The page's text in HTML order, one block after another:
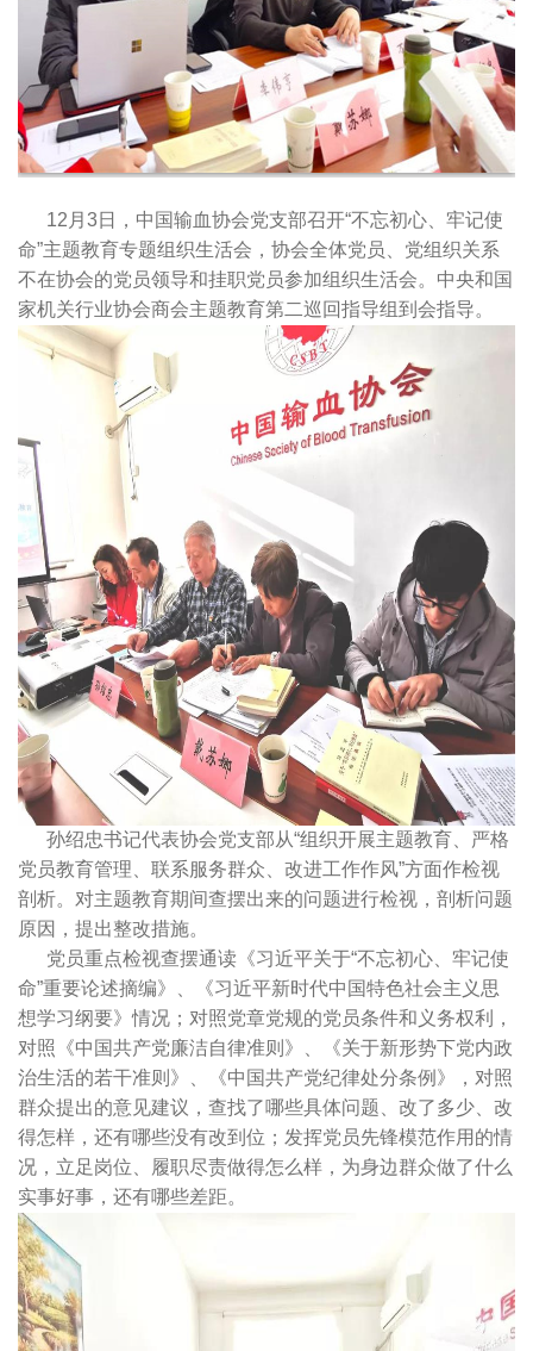
12月3日，中国输血协会党支部召开“不忘初心、牢记使
命”主题教育专题组织生活会，协会全体党员、党组织关系
不在协会的党员领导和挂职党员参加组织生活会。中央和国
家机关行业协会商会主题教育第二巡回指导组到会指导。
孙绍忠书记代表协会党支部从“组织开展主题教育、严格
党员教育管理、联系服务群众、改进工作作风”方面作检视
剖析。对主题教育期间查摆出来的问题进行检视，剖析问题
原因，提出整改措施。
党员重点检视查摆通读《习近平关于“不忘初心、牢记使
命”重要论述摘编》、《习近平新时代中国特色社会主义思
想学习纲要》情况；对照党章党规的党员条件和义务权利，
对照《中国共产党廉洁自律准则》、《关于新形势下党内政
治生活的若干准则》、《中国共产党纪律处分条例》，对照
群众提出的意见建议，查找了哪些具体问题、改了多少、改
得怎样，还有哪些没有改到位；发挥党员先锋模范作用的情
况，立足岗位、履职尽责做得怎么样，为身边群众做了什么
实事好事，还有哪些差距。